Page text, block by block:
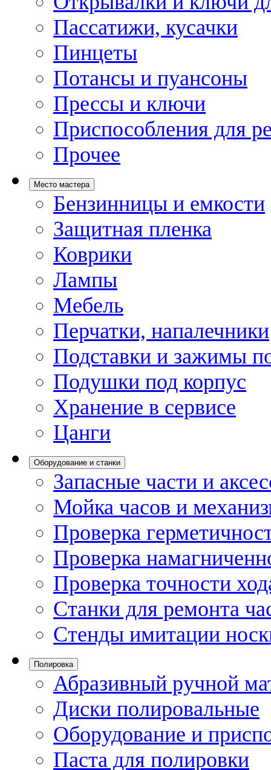
Пассатижи, кусачки
Пинцеты
Потансы и пуансоны
Прессы и ключи
Приспособления для
Прочее
Место мастера
Бензинницы и емкости
Защитная пленка
Коврики
Лампы
Мебель
Перчатки, напалечники
Подставки и зажимы
Подушки под корпус
Хранение в сервисе
Цанги
Оборудование и станки
Запасные части и
Мойка часов и
Проверка
Проверка
Проверка точности
Станки для ремонта
Стенды имитации
Полировка
Абразивный ручной
Диски полировальные
Оборудование и
Паста для полировки